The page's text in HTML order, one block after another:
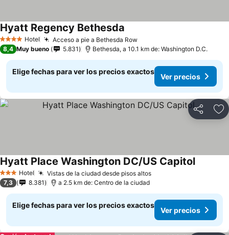
4 EstrellasHotel Acceso a pie a Bethesda RowVer precios
Hyatt Regency Bethesda
8,4 Muy bueno 5.831 Bethesda, a 10.1 km de: Washington D.C.
Elige fechas para ver los precios exactos
Ver precios
Compartir
3 Estrellas
Hotel Vistas de la ciudad desde pisos altosVer precios
Hyatt Place Washington DC/US CapitolVer
7,3 8.381 a 2.5 km de: Centro de la ciudad
Elige fechas para ver los precios exactos
Ver precios